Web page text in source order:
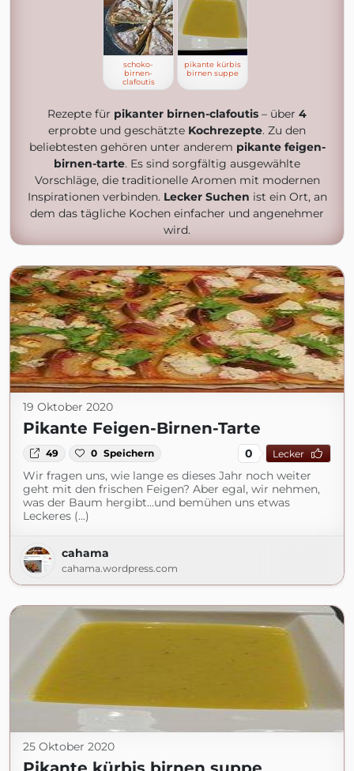
schoko-
birnen-
clafoutis
pikante kürbis
birnen suppe
Rezepte für pikanter birnen-clafoutis – über 4
erprobte und geschätzte Kochrezepte. Zu den
beliebtesten gehören unter anderem pikante feigen-
birnen-tarte. Es sind sorgfältig ausgewählte
Vorschläge, die traditionelle Aromen mit modernen
Inspirationen verbinden. Lecker Suchen ist ein Ort, an
dem das tägliche Kochen einfacher und angenehmer
wird.
19 Oktober 2020
Pikante Feigen-Birnen-Tarte
49 0 Speichern 0 Lecker
Wir fragen uns, wie lange es dieses Jahr noch weiter
geht mit den frischen Feigen? Aber egal, wir nehmen,
was der Baum hergibt…und bemühen uns etwas
Leckeres (...)
cahama
cahama.wordpress.com
25 Oktober 2020